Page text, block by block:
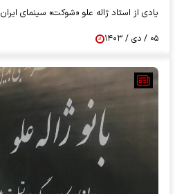
یادی از استاد ژاله علو «شوکت» سینمای ایران
۰۵ / دی / ۱۴۰۳